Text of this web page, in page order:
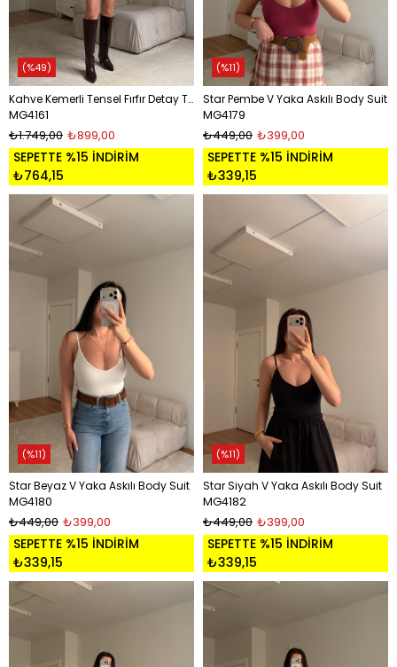
Kahve Kemerli Tensel Fırfır Detay Tensel Elbise
MG4161
₺899,00
₺1.749,00
SEPETTE %15 İNDİRİM
₺764,15
%49
Star Pembe V Yaka Askılı Body Suit
MG4179
₺399,00
₺449,00
SEPETTE %15 İNDİRİM
₺339,15
%11
Star Beyaz V Yaka Askılı Body Suit
MG4180
₺399,00
₺449,00
SEPETTE %15 İNDİRİM
₺339,15
%11
Star Siyah V Yaka Askılı Body Suit
MG4182
₺399,00
₺449,00
SEPETTE %15 İNDİRİM
₺339,15
%11